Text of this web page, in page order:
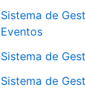
Sistema de
Eventos
Sistema de
Sistema de